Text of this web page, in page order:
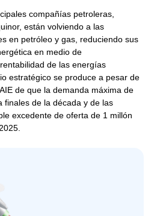
compañías petroleras,
están volviendo a las
en petróleo y gas, reduciendo sus
en medio de
de las energías
estratégico se produce a pesar de
de que la demanda máxima de
finales de la década y de las
excedente de oferta de 1 millón